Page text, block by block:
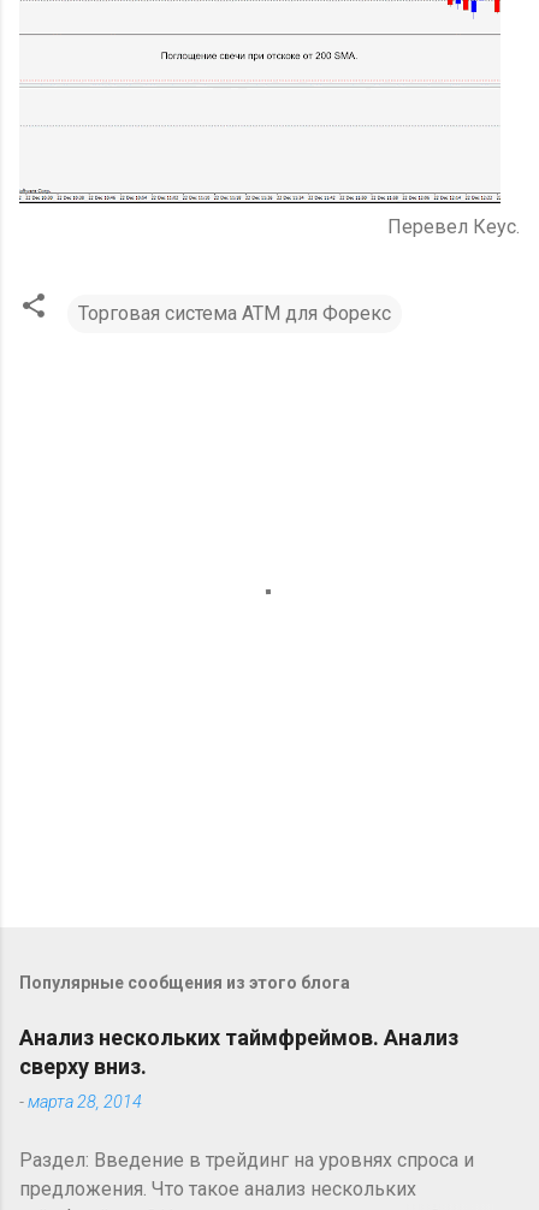
Перевел Кеус.
Торговая система ATM для Форекс
Популярные сообщения из этого блога
Анализ нескольких таймфреймов. Анализ
сверху вниз.
-марта 28, 2014
Раздел: Введение в трейдинг на уровнях спроса и
предложения. Что такое анализ нескольких